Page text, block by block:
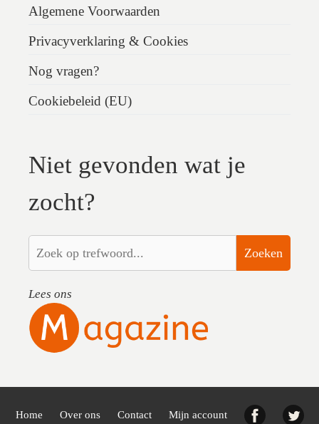
Algemene Voorwaarden
Privacyverklaring & Cookies
Nog vragen?
Cookiebeleid (EU)
Niet gevonden wat je
zocht?
Zoeken
Lees ons
Home Over ons Contact Mijn account Facebook